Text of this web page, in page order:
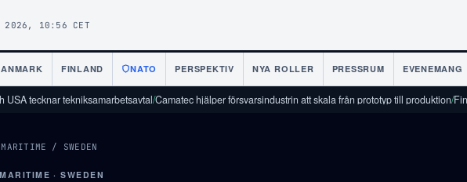
2026, 10:56 CET
FINLAND NATO PERSPEKTIV NYA ROLLER PRESSRUM EVENEMANG
tekniksamarbetsavtal/Camatec hjälper försvarsindustrin att skala från prototyp till produktion/Finland och
MARITIME / SWEDEN
MARITIME · SWEDEN